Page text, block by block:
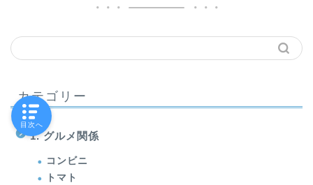
カテゴリー
1. グルメ関係
コンビニ
トマト
目次へ